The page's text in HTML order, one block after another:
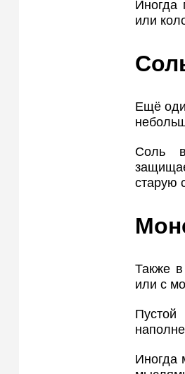
Иногда
или
Ещё
Соль в
старую
Также
или с
Иногда